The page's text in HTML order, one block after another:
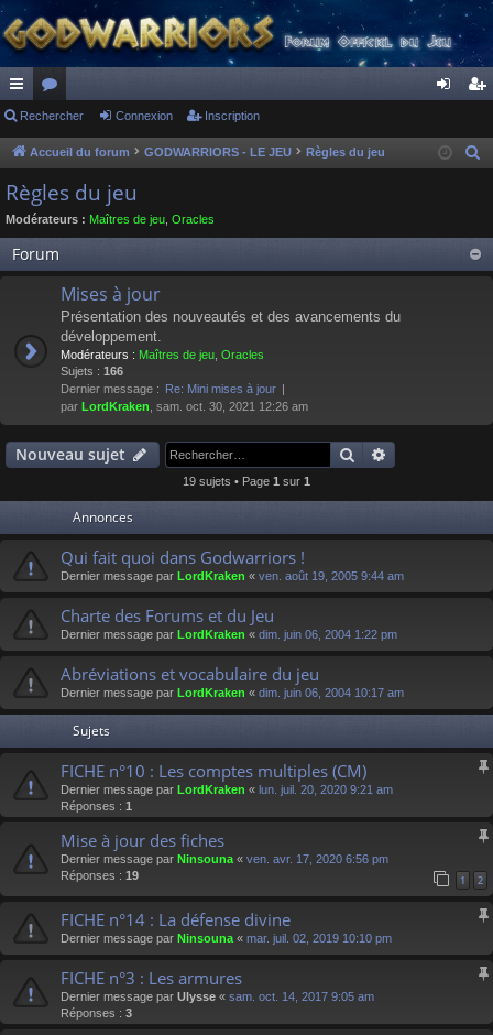
ac
co
ur
ci
s
or
u
m
s
ne cri
Rechercher Connexion Inscription
Accueil du forum GODWARRIORS - LE JEU Règles du jeu
r
Règles du jeu
Modérateurs : Maîtres de jeu Oracles
Forum
Mises à jour
Présentation des nouveautés et des avancements du
développement.
Modérateurs : Maîtres de jeu Oracles
Sujets : 166
Dernier message : Re: Mini mises à jour
par LordKraken , sam. oct. 30, 2021 12:26 am
Nouveau sujet Rechercher
19 sujets • Page 1 sur 1
Annonces
Qui fait quoi dans Godwarriors !
Dernier message par LordKraken « ven. août 19, 2005 9:44 am
Charte des Forums et du Jeu
Dernier message par LordKraken « dim. juin 06, 2004 1:22 pm
Abréviations et vocabulaire du jeu
Dernier message par LordKraken « dim. juin 06, 2004 10:17 am
Sujets
FICHE n°10 : Les comptes multiples (CM)
Dernier message par LordKraken « lun. juil. 20, 2020 9:21 am
Réponses : 1
Mise à jour des fiches
Dernier message par Ninsouna « ven. avr. 17, 2020 6:56 pm
Réponses : 19 1 2
FICHE n°14 : La défense divine
Dernier message par Ninsouna « mar. juil. 02, 2019 10:10 pm
FICHE n°3 : Les armures
Dernier message par Ulysse « sam. oct. 14, 2017 9:05 am
Réponses : 3